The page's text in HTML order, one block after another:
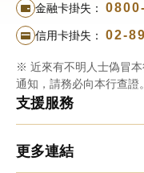
金融卡掛失：
信用卡掛失： 02-
※ 近來有不明人士偽冒
通知，請務必向本行查證。
支援服務
更多連結